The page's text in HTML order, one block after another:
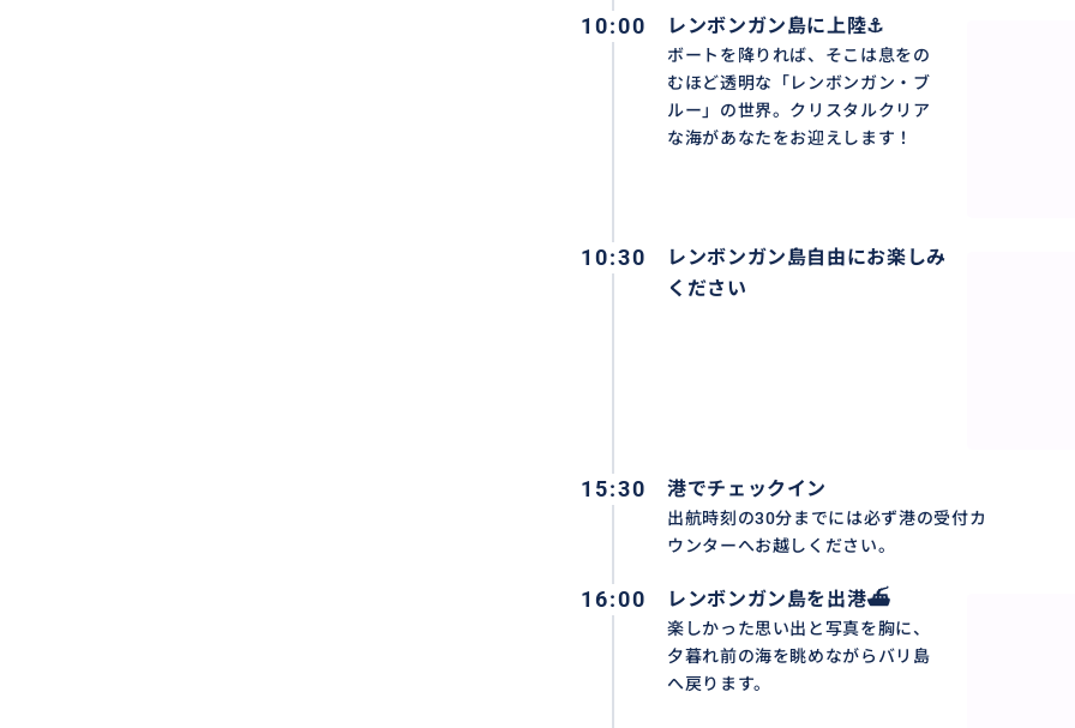
↓
16:30 バリ島に到着
18:00-19:00 ホテル到着
※交通状況により、到着・帰着時間が前後する場合がござ
❖ 含まれないもの：レンボンガン島入島税
❖ 送迎対象エリア：
チェックインに間に合わない場合、チケットが失効し乗船
りの便のチェックイン場所と時間を事前によくご確認くだ
❖ お荷物の管理：大きな荷物（スーツケース等）は船内に
ご自身で管理してください。
❖ 税金： 離島への入島時に、自治体が徴収する「入域税
まれておりません。現地で現金（ルピア）でお支払いお願
❖ 当社都合による欠航の場合、チケット代金は全額払い戻
10:00 レンボンガン島に上陸⚓
ボートを降りれば、そこは息をの
むほど透明な「レンボンガン・ブ
ルー」の世界。クリスタルクリア
な海があなたをお迎えします！
10:30
レンボンガン島自由にお楽しみ
ください
15:30 港でチェックイン
出航時刻の30分までには必ず港の受付カ
ウンターへお越しください。
16:00 レンボンガン島を出港⛴️
楽しかった思い出と写真を胸に、
夕暮れ前の海を眺めながらバリ島
へ戻ります。